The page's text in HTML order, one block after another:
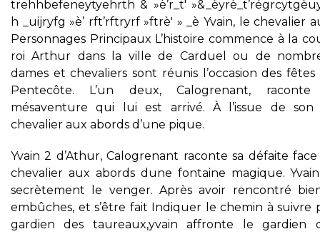
trehhbefeneytyehrth & »è’r_t'
h _uijryfg »è’ rft’rftryrf »ftrè' » _è Yvain, le chevalier
Personnages Principaux L’histoire commence à la
roi Arthur dans la ville de Carduel ou de
dames et chevaliers sont réunis l’occasion des
Pentecôte. L’un deux, Calogrenant,
mésaventure qui lui est arrivé. À l’issue de son
chevalier aux abords d’une pique.
Yvain 2 d’Athur, Calogrenant raconte sa défaite
chevalier aux abords dune fontaine magique.
secrètement le venger. Après avoir rencontré
embûches, et s’être fait Indiquer le chemin à suivre
gardien des taureaux,yvain affronte le gardien